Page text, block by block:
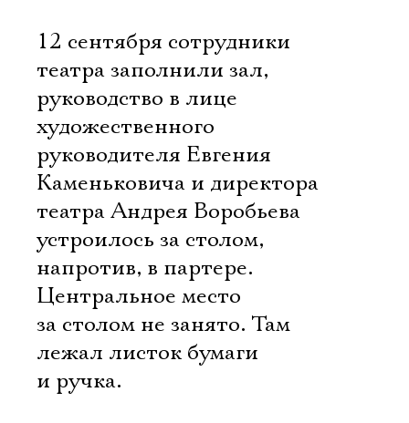
12 сентября сотрудники
театра заполнили зал,
руководство в лице
художественного
руководителя Евгения
Каменьковича и директора
театра Андрея Воробьева
устроилось за столом,
напротив, в партере.
Центральное место
за столом не занято. Там
лежал листок бумаги
и ручка.